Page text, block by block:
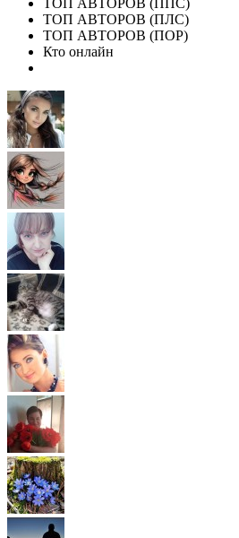
ТОП АВТОРОВ (ППС)
ТОП АВТОРОВ (ПЛС)
ТОП АВТОРОВ (ПОР)
Кто онлайн